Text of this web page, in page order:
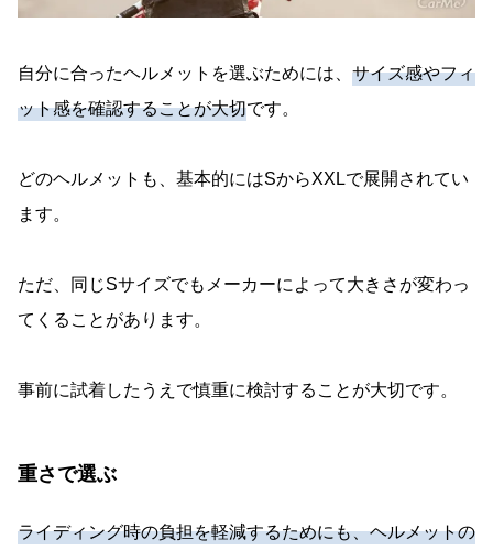
自分に合ったヘルメットを選ぶためには、 サイズ感やフィ
ット感を確認することが大切です。
どのヘルメットも、基本的にはSからXXLで展開されてい
ます。
ただ、同じSサイズでもメーカーによって大きさが変わっ
てくることがあります。
事前に試着したうえで慎重に検討することが大切です。
重さで選ぶ
ライディング時の負担を軽減するためにも、ヘルメットの